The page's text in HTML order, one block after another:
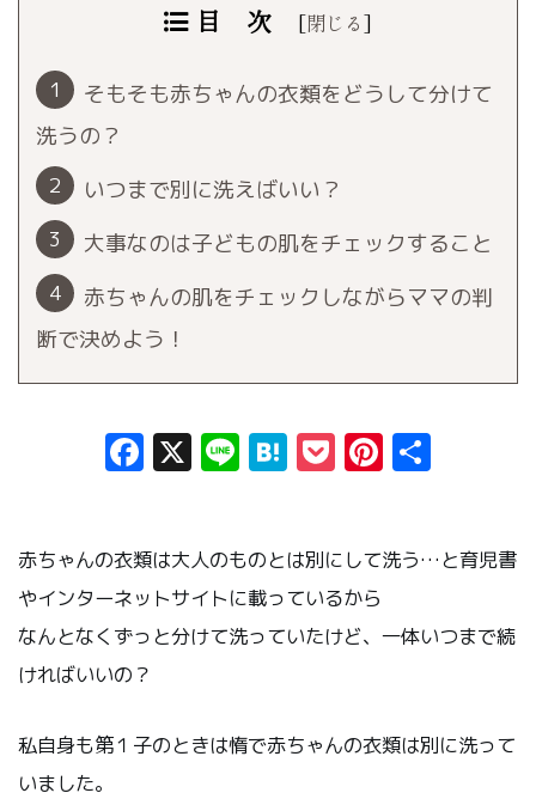
目 次 [閉じる]
そもそも赤ちゃんの衣類をどうして分けて
洗うの？
いつまで別に洗えばいい？
大事なのは子どもの肌をチェックすること
赤ちゃんの肌をチェックしながらママの判
断で決めよう！
Facebook
X LineHatena
Pocket
赤ちゃんの衣類は大人のものとは別にして洗う…と育児書
やインターネットサイトに載っているから
なんとなくずっと分けて洗っていたけど、一体いつまで続
ければいいの？
私自身も第１子のときは惰で赤ちゃんの衣類は別に洗って
いました。